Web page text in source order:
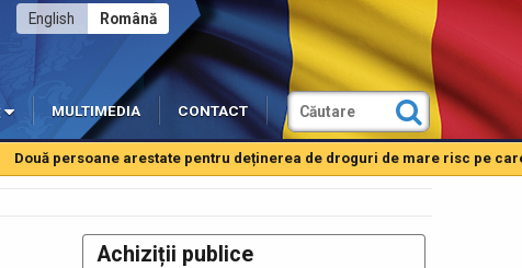
Română
English
MULTIMEDIA CONTACT
persoane arestate pentru deținerea de droguri de mare risc pe care
Achiziții publice